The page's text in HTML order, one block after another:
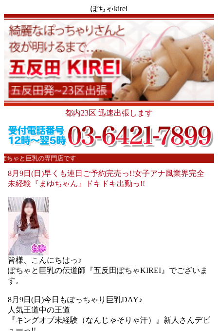
ぽちゃkirei
都内23区 迅速出張します
と巨乳の専門店です